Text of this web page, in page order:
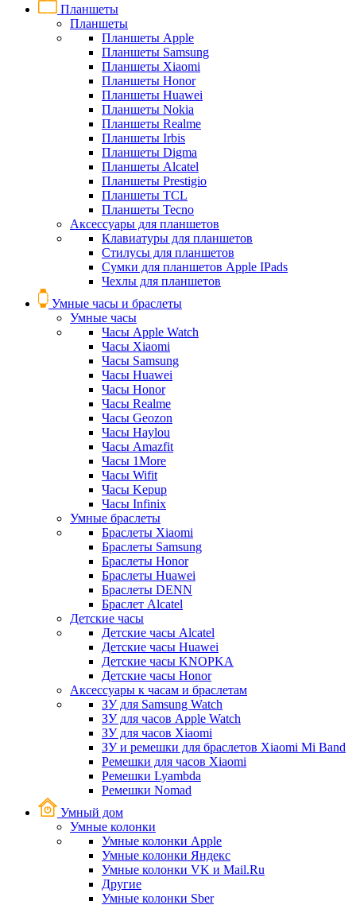
Планшеты
Планшеты
Планшеты Apple
Планшеты Samsung
Планшеты Xiaomi
Планшеты Honor
Планшеты Huawei
Планшеты Nokia
Планшеты Realme
Планшеты Irbis
Планшеты Digma
Планшеты Alcatel
Планшеты Prestigio
Планшеты TCL
Планшеты Tecno
Аксессуары для планшетов
Клавиатуры для планшетов
Стилусы для планшетов
Сумки для планшетов Apple IPads
Чехлы для планшетов
Умные часы и браслеты
Умные часы
Часы Apple Watch
Часы Xiaomi
Часы Samsung
Часы Huawei
Часы Honor
Часы Realme
Часы Geozon
Часы Haylou
Часы Amazfit
Часы 1More
Часы Wifit
Часы Kepup
Часы Infinix
Умные браслеты
Браслеты Xiaomi
Браслеты Samsung
Браслеты Honor
Браслеты Huawei
Браслеты DENN
Браслет Alcatel
Детские часы
Детские часы Alcatel
Детские часы Huawei
Детские часы KNOPKA
Детские часы Honor
Аксессуары к часам и браслетам
ЗУ для Samsung Watch
ЗУ для часов Apple Watch
ЗУ для часов Xiaomi
ЗУ и ремешки для браслетов Xiaomi Mi Band
Ремешки для часов Xiaomi
Ремешки Lyambda
Ремешки Nomad
Умный дом
Умные колонки
Умные колонки Apple
Умные колонки Яндекс
Умные колонки VK и Mail.Ru
Другие
Умные колонки Sber